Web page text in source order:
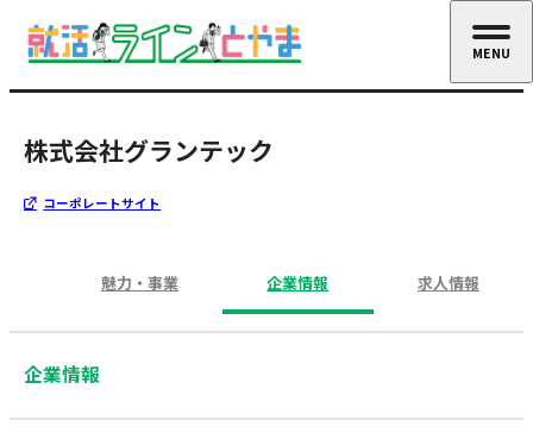
株式会社グランテック
コーポレートサイト
魅力・事業 企業情報 求人情報
企業情報
MENU